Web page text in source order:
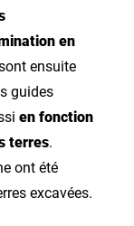
en
ensuite
guides
en fonction
terres.
ont été
excavées.